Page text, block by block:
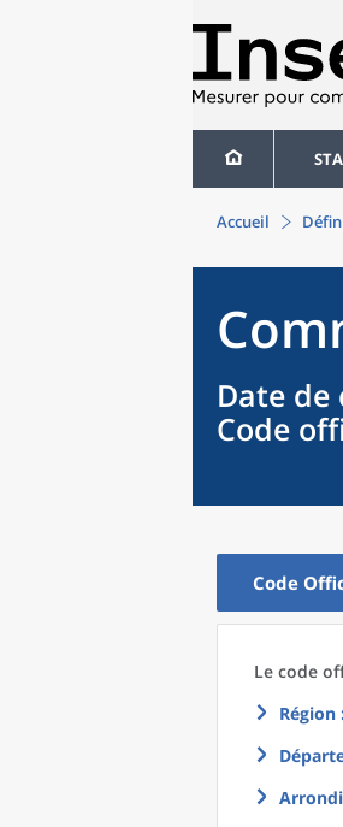
Accueil
Date de
Code
Code
Le code
Région